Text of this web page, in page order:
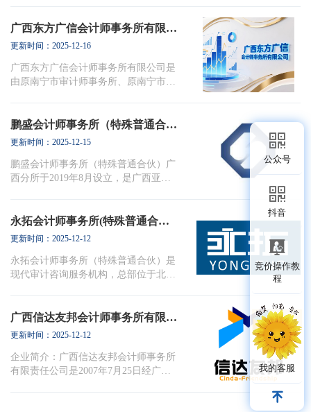
业证书的大型专业服务机构。本所由资
深注册会计师团队联合创立，具备为境
质。在专业化发展进程中，本所始终秉
持"守法自律...
广西东方广信会计师事务所有限公司
更新时间：2025-12-16
广西东方广信会计师事务所有限公司是
由原南宁市审计师事务所、原南宁市会
日批准设立的有限会计师事务所，是目
前广西具有较大规模的会计师事务所之
所综合排名第8-9名。多年来，收入稳步
增长...
鹏盛会计师事务所（特殊普通合伙）广西分所
更新时间：2025-12-15
鹏盛会计师事务所（特殊普通合伙）广
西分所于2019年8月设立，是广西亚太
经深圳市财政委批准，成立于2005年1
月，自成立起持续推进全国性的业务布
鹏盛所通过财政部和证监会“从事证 券
业务”双备案...
永拓会计师事务所(特殊普通合伙）广西分所
更新时间：2025-12-12
永拓会计师事务所（特殊普通合伙）是
现代审计咨询服务机构，总部位于北京
系统首家加入国际会计组织的会计师事
务所。1999年改制为有限责任公司，
全国40家具有证券期货相关业务执业资
格的会计师...
广西信达友邦会计师事务所有限责任公司
更新时间：2025-12-12
企业简介：广西信达友邦会计师事务所
有限责任公司是2007年7月25日经广西
公众号
抖音
竞价操作教
程
我的客服